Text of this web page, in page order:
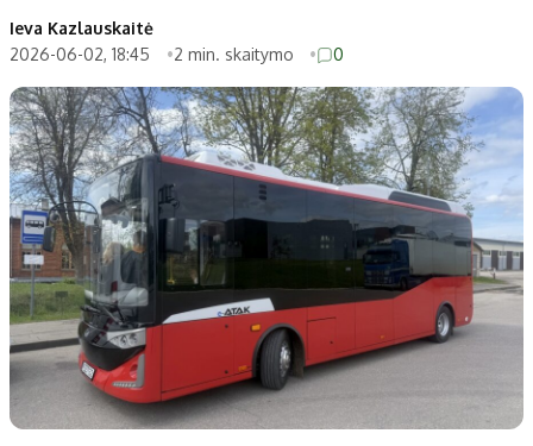
Ieva Kazlauskaitė
2026-06-02, 18:45
2 min. skaitymo 0